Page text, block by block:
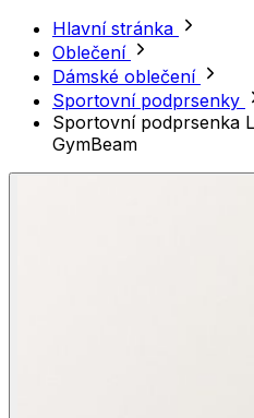
Hlavní stránka
Oblečení
Dámské oblečení
Sportovní podprsenky
Sportovní podprsenka
GymBeam